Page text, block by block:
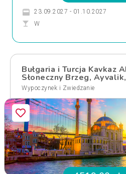
23.09.2027 - 01.10.2027
W
Bułgaria i Turcja Kavkaz
Słoneczny Brzeg,
Wypoczynek i Zwiedzanie